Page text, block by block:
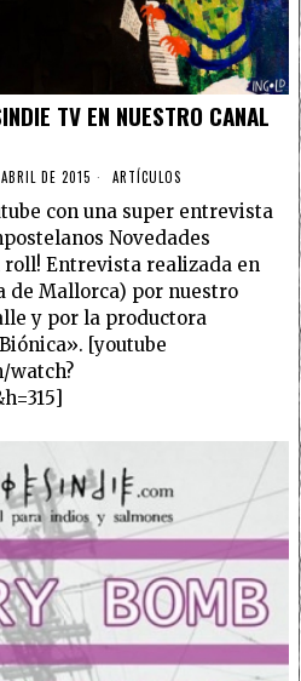
TV EN NUESTRO CANAL
DE 2015 ARTÍCULOS
con una super entrevista
Novedades
roll! Entrevista realizada en
de Mallorca) por nuestro
y por la productora
[youtube
watch?